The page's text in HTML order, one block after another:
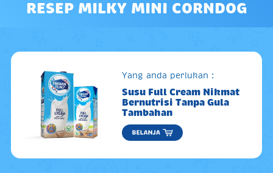
RESEP MILKY MINI CORNDOG
Yang anda perlukan :
Susu Full Cream Nikmat
Bernutrisi Tanpa Gula
Tambahan